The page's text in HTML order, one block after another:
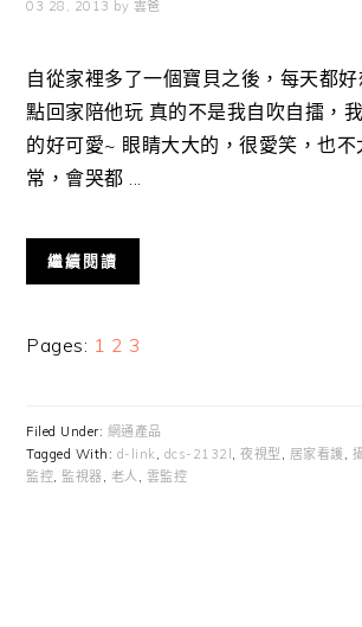
03 28, 2013 by 雲爸
自從家裡多了一個寶貝之後，每天都
點回家陪他玩 真的不是我自吹自擂，
的好可愛~ 眼睛大大的，很愛笑，也不
常，會哭都 ...
繼續閱讀
Pages: Page
1 Page
2 Page
3
Filed Under: 網通產品
Tagged With: d-link, dcs-2132l ,夜視型 , 居家看護,
監控, 監視器, 老人, 雲監控